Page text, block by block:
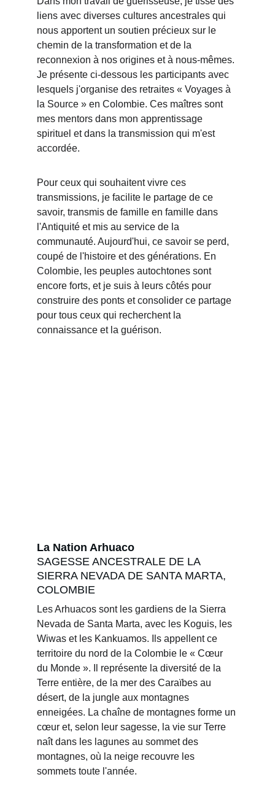
liens avec diverses cultures ancestrales qui
nous apportent un soutien précieux sur le
chemin de la transformation et de la
reconnexion à nos origines et à nous-mêmes.
Je présente ci-dessous les participants avec
lesquels j'organise des retraites « Voyages à
la Source » en Colombie. Ces maîtres sont
mes mentors dans mon apprentissage
spirituel et dans la transmission qui m'est
accordée.
Pour ceux qui souhaitent vivre ces
transmissions, je facilite le partage de ce
savoir, transmis de famille en famille dans
l'Antiquité et mis au service de la
communauté. Aujourd'hui, ce savoir se perd,
coupé de l'histoire et des générations. En
Colombie, les peuples autochtones sont
encore forts, et je suis à leurs côtés pour
construire des ponts et consolider ce partage
pour tous ceux qui recherchent la
connaissance et la guérison.
La Nation Arhuaco
SAGESSE ANCESTRALE DE LA
SIERRA NEVADA DE SANTA MARTA,
COLOMBIE
Les Arhuacos sont les gardiens de la Sierra
Nevada de Santa Marta, avec les Koguis, les
Wiwas et les Kankuamos. Ils appellent ce
territoire du nord de la Colombie le « Cœur
du Monde ». Il représente la diversité de la
Terre entière, de la mer des Caraïbes au
désert, de la jungle aux montagnes
enneigées. La chaîne de montagnes forme un
cœur et, selon leur sagesse, la vie sur Terre
naît dans les lagunes au sommet des
montagnes, où la neige recouvre les
sommets toute l'année.